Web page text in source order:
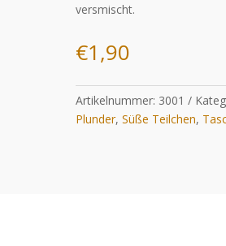
versmischt.
€1,90
Artikelnummer: 3001
Plunder, Süße Teilchen,